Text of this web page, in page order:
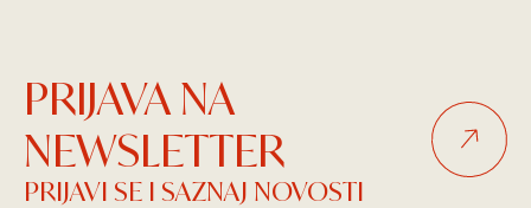
PRIJAVA NA
NEWSLETTER
PRIJAVI SE I SAZNAJ NOVOSTI